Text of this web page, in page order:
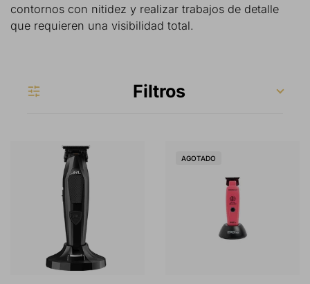
contornos con nitidez y realizar trabajos de detalle
que requieren una visibilidad total.
Filtros
AGOTADO